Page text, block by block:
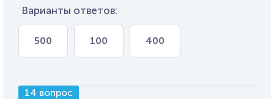
Варианты ответов:
500 100 400
14 вопрос